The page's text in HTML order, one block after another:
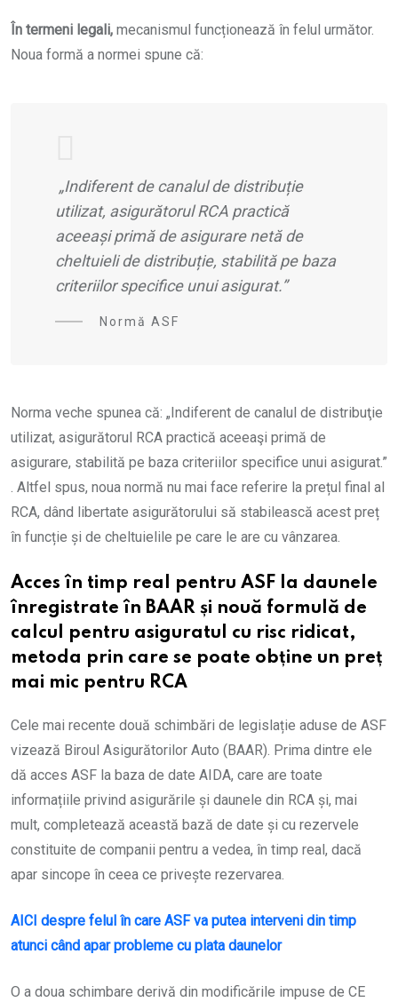
În termeni legali, mecanismul funcționează în felul următor.
Noua formă a normei spune că:
„Indiferent de canalul de distribuție
utilizat, asigurătorul RCA practică
aceeași primă de asigurare netă de
cheltuieli de distribuție, stabilită pe baza
criteriilor specifice unui asigurat.”
Normă ASF
Norma veche spunea că: „Indiferent de canalul de distribuţie
utilizat, asigurătorul RCA practică aceeaşi primă de
asigurare, stabilită pe baza criteriilor specifice unui asigurat.”
. Altfel spus, noua normă nu mai face referire la prețul final al
RCA, dând libertate asigurătorului să stabilească acest preț
în funcție și de cheltuielile pe care le are cu vânzarea.
Acces în timp real pentru ASF la daunele
înregistrate în BAAR și nouă formulă de
calcul pentru asiguratul cu risc ridicat,
metoda prin care se poate obține un preț
mai mic pentru RCA
Cele mai recente două schimbări de legislație aduse de ASF
vizează Biroul Asigurătorilor Auto (BAAR). Prima dintre ele
dă acces ASF la baza de date AIDA, care are toate
informațiile privind asigurările și daunele din RCA și, mai
mult, completează această bază de date și cu rezervele
constituite de companii pentru a vedea, în timp real, dacă
apar sincope în ceea ce privește rezervarea.
AICI despre felul în care ASF va putea interveni din timp
atunci când apar probleme cu plata daunelor
O a doua schimbare derivă din modificările impuse de CE